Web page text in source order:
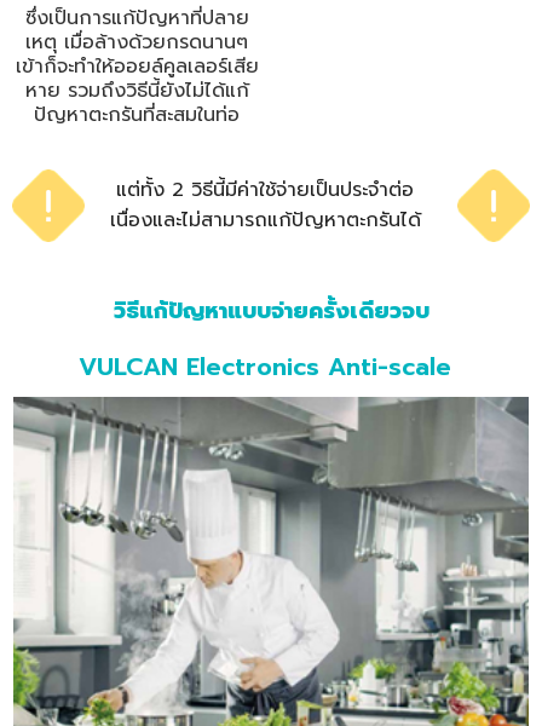
ซึ่งเป็นการแก้ปัญหาที่ปลาย
เหตุ เมื่อล้างด้วยกรดนานๆ
เข้าก็จะทำให้ออยล์คูลเลอร์เสีย
หาย รวมถึงวิธีนี้ยังไม่ได้แก้
ปัญหาตะกรันที่สะสมในท่อ​
แต่ทั้ง 2 วิธีนี้มีค่าใช้จ่ายเป็นประจำต่อ
เนื่องและไม่สามารถแก้ปัญหาตะกรันได้
วิธีแก้ปัญหาแบบจ่ายครั้งเดียวจบ
VULCAN Electronics Anti-scale​